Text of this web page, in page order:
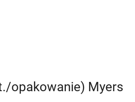
opakowanie) Myers